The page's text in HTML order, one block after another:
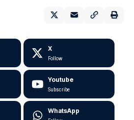
X
Follow
Youtube
Subscribe
WhatsApp